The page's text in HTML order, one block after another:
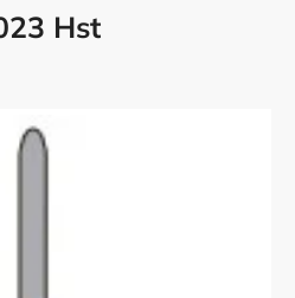
Hst